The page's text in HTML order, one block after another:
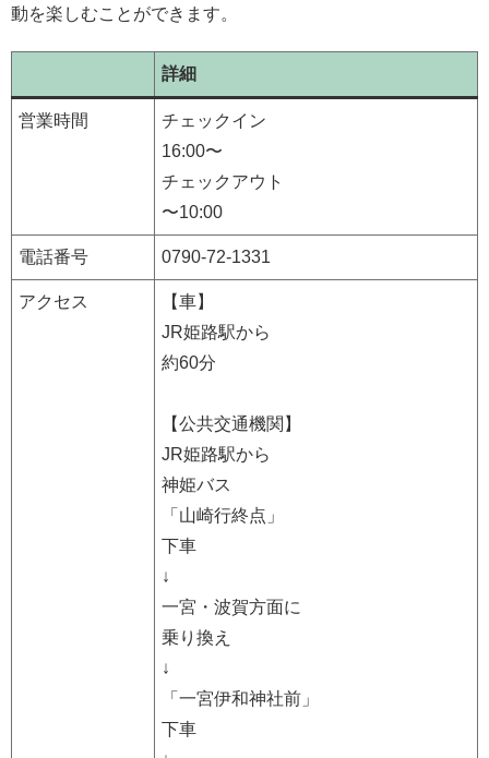
動を楽しむことができます。
詳細
営業時間
チェックイン
16:00〜
チェックアウト
〜10:00
電話番号 0790-72-1331
アクセス
【車】
JR姫路駅から
約60分
【公共交通機関】
JR姫路駅から
神姫バス
「山崎行終点」
下車
↓
一宮・波賀方面に
乗り換え
↓
「一宮伊和神社前」
下車